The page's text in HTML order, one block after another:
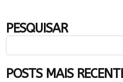
PESQUISAR
POSTS MAIS